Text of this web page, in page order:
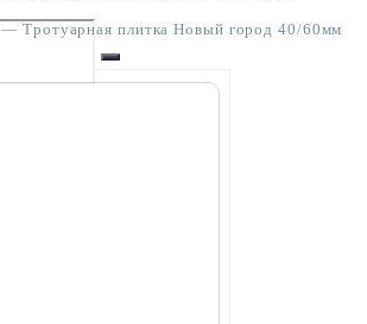
—Тротуарная плитка Новый город 40/60мм